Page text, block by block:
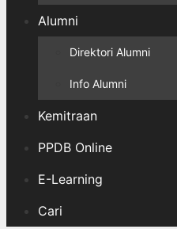
Alumni
Direktori Alumni
Info Alumni
Kemitraan
PPDB Online
E-Learning
Cari